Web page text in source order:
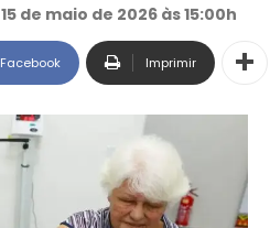
15 de maio de 2026 às 15:00h
Facebook Imprimir